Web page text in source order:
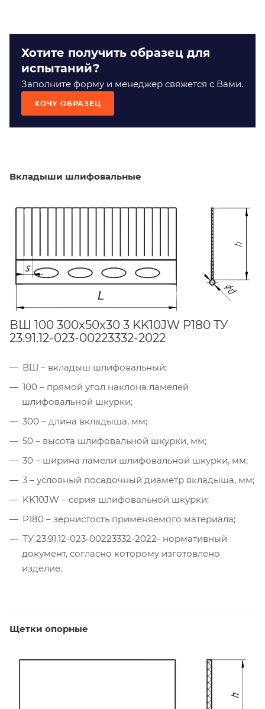
Хотите получить образец для
испытаний?
Заполните форму и менеджер свяжется с Вами.
ХОЧУ ОБРАЗЕЦ
Вкладыши шлифовальные
ВШ 100 300х50х30 3 KK10JW P180 ТУ
23.91.12-023-00223332-2022
ВШ – вкладыш шлифовальный;
100 – прямой угол наклона ламелей
шлифовальной шкурки;
300 – длина вкладыша, мм;
50 – высота шлифовальной шкурки, мм;
30 – ширина ламели шлифовальной шкурки, мм;
3 – условный посадочный диаметр вкладыша, мм;
KK10JW – серия шлифовальной шкурки;
Р180 – зернистость применяемого материала;
ТУ 23.91.12-023-00223332-2022- нормативный
документ, согласно которому изготовлено
изделие.
Щетки опорные